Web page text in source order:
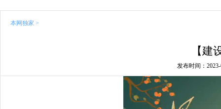
本网独家 >
【
发布时间：2023-